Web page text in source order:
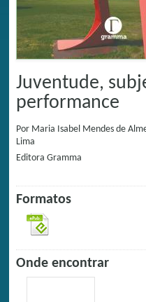
Juventude,
performance
Por Maria Isabel Mendes de
Lima
Editora Gramma
Formatos
Onde encontrar